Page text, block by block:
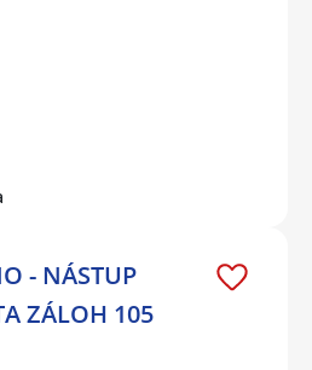
- NÁSTUP
ZÁLOH 105